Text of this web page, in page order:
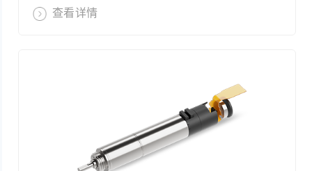
查看详情